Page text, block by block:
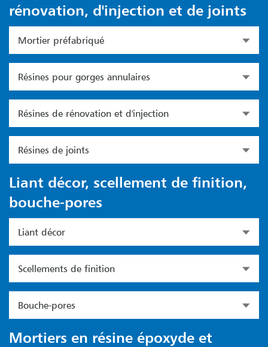
rénovation, d'injection et de joints
Mortier préfabriqué
Résines pour gorges annulaires
Résines de rénovation et d'injection
Résines de joints
Liant décor, scellement de finition,
bouche-pores
Liant décor
Scellements de finition
Bouche-pores
Mortiers en résine époxyde et